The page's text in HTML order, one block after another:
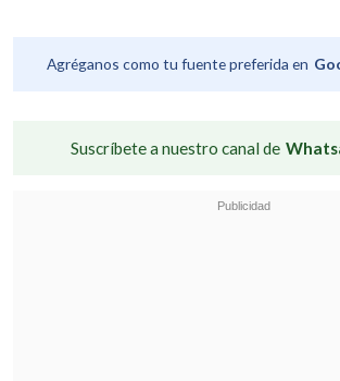
Agréganos como tu fuente preferida en
Suscríbete a nuestro canal de